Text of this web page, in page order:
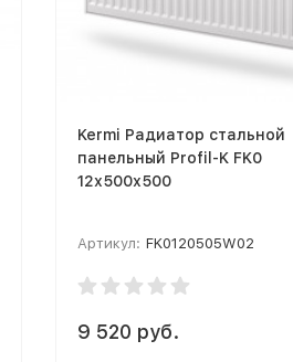
Kermi Радиатор стальной
панельный Profil-K FK0
12х500х500
Артикул: FK0120505W02
9 520 руб.